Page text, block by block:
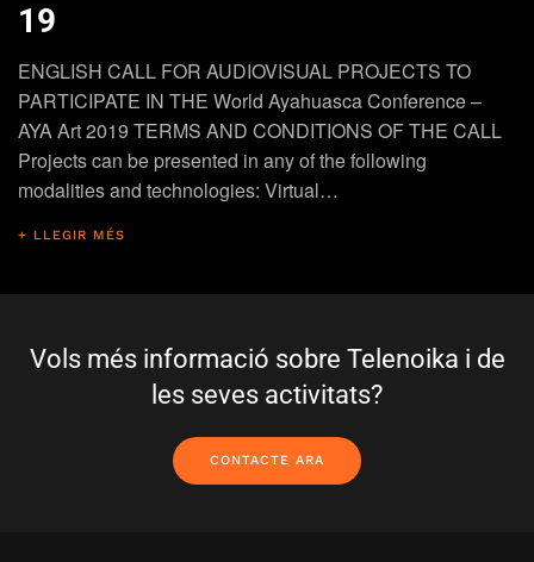
19
ENGLISH CALL FOR AUDIOVISUAL PROJECTS TO
PARTICIPATE IN THE World Ayahuasca Conference –
AYA Art 2019 TERMS AND CONDITIONS OF THE CALL
Projects can be presented in any of the following
modalities and technologies: Virtual…
+ LLEGIR MÉS
Vols més informació sobre Telenoika i de
les seves activitats?
CONTACTE ARA